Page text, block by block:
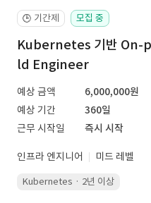
🕒 기간제 모집 중
Kubernetes 기반 On-
ld Engineer
예상 금액
6,000,000원
예상 기간
360일
근무 시작일
즉시 시작
인프라 엔지니어 미드 레벨
Kubernetes · 2년 이상